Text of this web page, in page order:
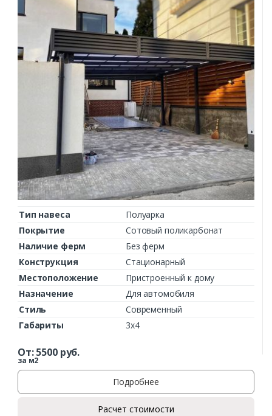
Тип навеса
Полуарка
Покрытие
Сотовый поликарбонат
Наличие ферм
Без ферм
Конструкция
Стационарный
Местоположение
Пристроенный к дому
Назначение
Для автомобиля
Стиль
Современный
Габариты
3х4
От:5500руб.
за м2
Подробнее
Расчет стоимости